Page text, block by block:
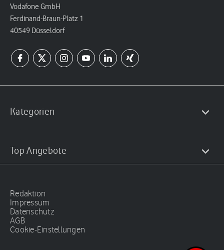
Vodafone GmbH
Ferdinand-Braun-Platz 1
40549 Düsseldorf
Kategorien
Top Angebote
Redaktion
Impressum
Datenschutz
AGB
Cookie-Einstellungen